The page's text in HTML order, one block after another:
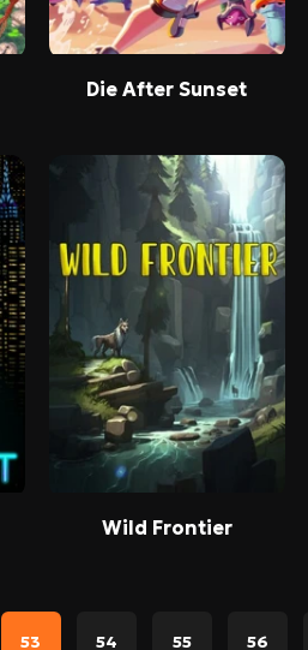
Die After Sunset
Wild Frontier
53 54 55 56